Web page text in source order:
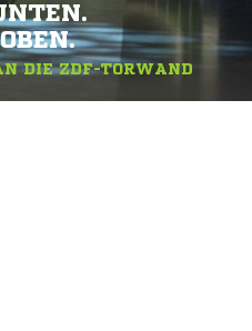
DIE ZDF-TORWAND